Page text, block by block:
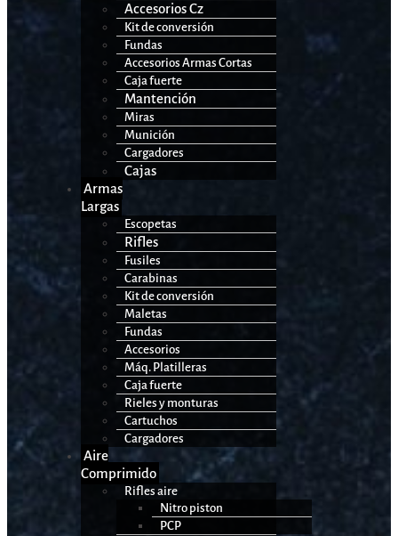
Accesorios Cz
Kit de conversión
Fundas
Accesorios Armas Cortas
Caja fuerte
Mantención
Miras
Munición
Cargadores
Cajas
Armas
Largas
Escopetas
Rifles
Fusiles
Carabinas
Kit de conversión
Maletas
Fundas
Accesorios
Máq. Platilleras
Caja fuerte
Rieles y monturas
Cartuchos
Cargadores
Aire
Comprimido
Rifles aire
Nitro piston
PCP